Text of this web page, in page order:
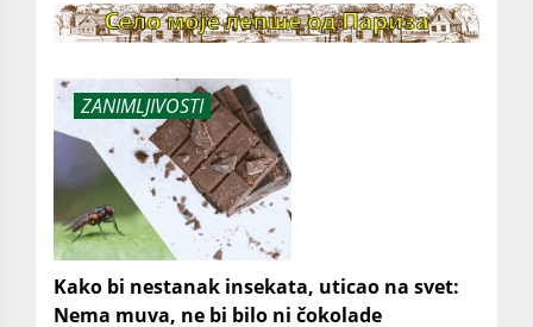
ZANIMLJIVOSTI
Kako bi nestanak insekata, uticao na svet:
Nema muva, ne bi bilo ni čokolade